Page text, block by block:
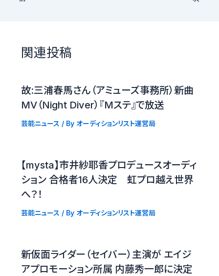
関連投稿
故:三浦春馬さん（アミューズ事務所）新曲
MV（Night Diver）『Mステ』で放送
芸能ニュース / By オーディションリスト運営局
【mysta】市井紗耶香プロデュースオーディ
ション 合格者16人決定 虹プロ越え世界
へ？！
芸能ニュース / By オーディションリスト運営局
新仮面ライダー（セイバー）主演が エイジ
アプロモーション所属 内藤秀一郎に決定